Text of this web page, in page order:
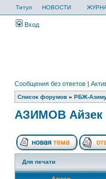
Титул НОВОСТИ
Вход
Сообщения без ответов |
Список форумов » РБЖ-
АЗИМОВ Айзек
Для печати